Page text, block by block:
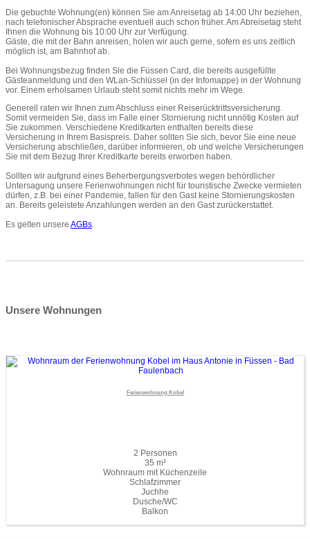
Die gebuchte Wohnung(en) können Sie am Anreisetag ab 14:00 Uhr beziehen,
nach telefonischer Absprache eventuell auch schon früher. Am Abreisetag steht
Ihnen die Wohnung bis 10:00 Uhr zur Verfügung.
Gäste, die mit der Bahn anreisen, holen wir auch gerne, sofern es uns zeitlich
möglich ist, am Bahnhof ab.
Bei Wohnungsbezug finden Sie die Füssen Card, die bereits ausgefüllte
Gästeanmeldung und den WLan-Schlüssel (in der Infomappe) in der Wohnung
vor. Einem erholsamen Urlaub steht somit nichts mehr im Wege.
Generell raten wir Ihnen zum Abschluss einer Reiserücktrittsversicherung.
Somit vermeiden Sie, dass im Falle einer Stornierung nicht unnötig Kosten auf
Sie zukommen. Verschiedene Kreditkarten enthalten bereits diese
Versicherung in Ihrem Basispreis. Daher sollten Sie sich, bevor Sie eine neue
Versicherung abschließen, darüber informieren, ob und welche Versicherungen
Sie mit dem Bezug Ihrer Kreditkarte bereits erworben haben.
Sollten wir aufgrund eines Beherbergungsverbotes wegen behördlicher
Untersagung unsere Ferienwohnungen nicht für touristische Zwecke vermieten
dürfen, z.B. bei einer Pandemie, fallen für den Gast keine Stornierungskosten
an. Bereits geleistete Anzahlungen werden an den Gast zurückerstattet.
Es gelten unsere AGBs.
Unsere Wohnungen
Ferienwohnung Kobel
2 Personen
35 m²
Wohnraum mit Küchenzeile
Schlafzimmer
Juchhe
Dusche/WC
Balkon